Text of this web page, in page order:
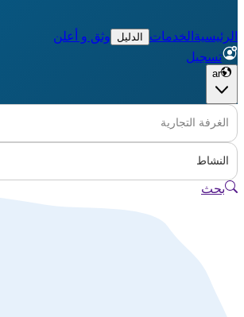
الرئيسية الخدمات الدليل
وثق و أعلن
تسجيل
ar
الغرفة التجارية
النشاط
بحث